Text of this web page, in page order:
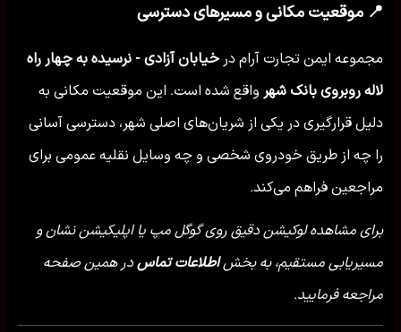
📍 موقعیت مکانی و مسیرهای دسترسی
مجموعه ایمن تجارت آرام در خیابان آزادی - نرسیده به چهار راه
لاله روبروی بانک شهر واقع شده است. این موقعیت مکانی به
دلیل قرارگیری در یکی از شریان‌های اصلی شهر، دسترسی آسانی
را چه از طریق خودروی شخصی و چه وسایل نقلیه عمومی برای
مراجعین فراهم می‌کند.
برای مشاهده لوکیشن دقیق روی گوگل مپ یا اپلیکیشن نشان و
مسیریابی مستقیم، به بخشاطلاعات تماس در همین صفحه
مراجعه فرمایید.